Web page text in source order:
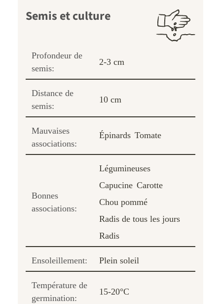
Semis et culture
Profondeur de
semis:
2-3 cm
Distance de
semis:
10 cm
Mauvaises
associations:
Épinards Tomate
Bonnes
associations:
Légumineuses
Capucine Carotte
Chou pommé
Radis de tous les jours
Radis
Ensoleillement: Plein soleil
Température de
germination:
15-20°C